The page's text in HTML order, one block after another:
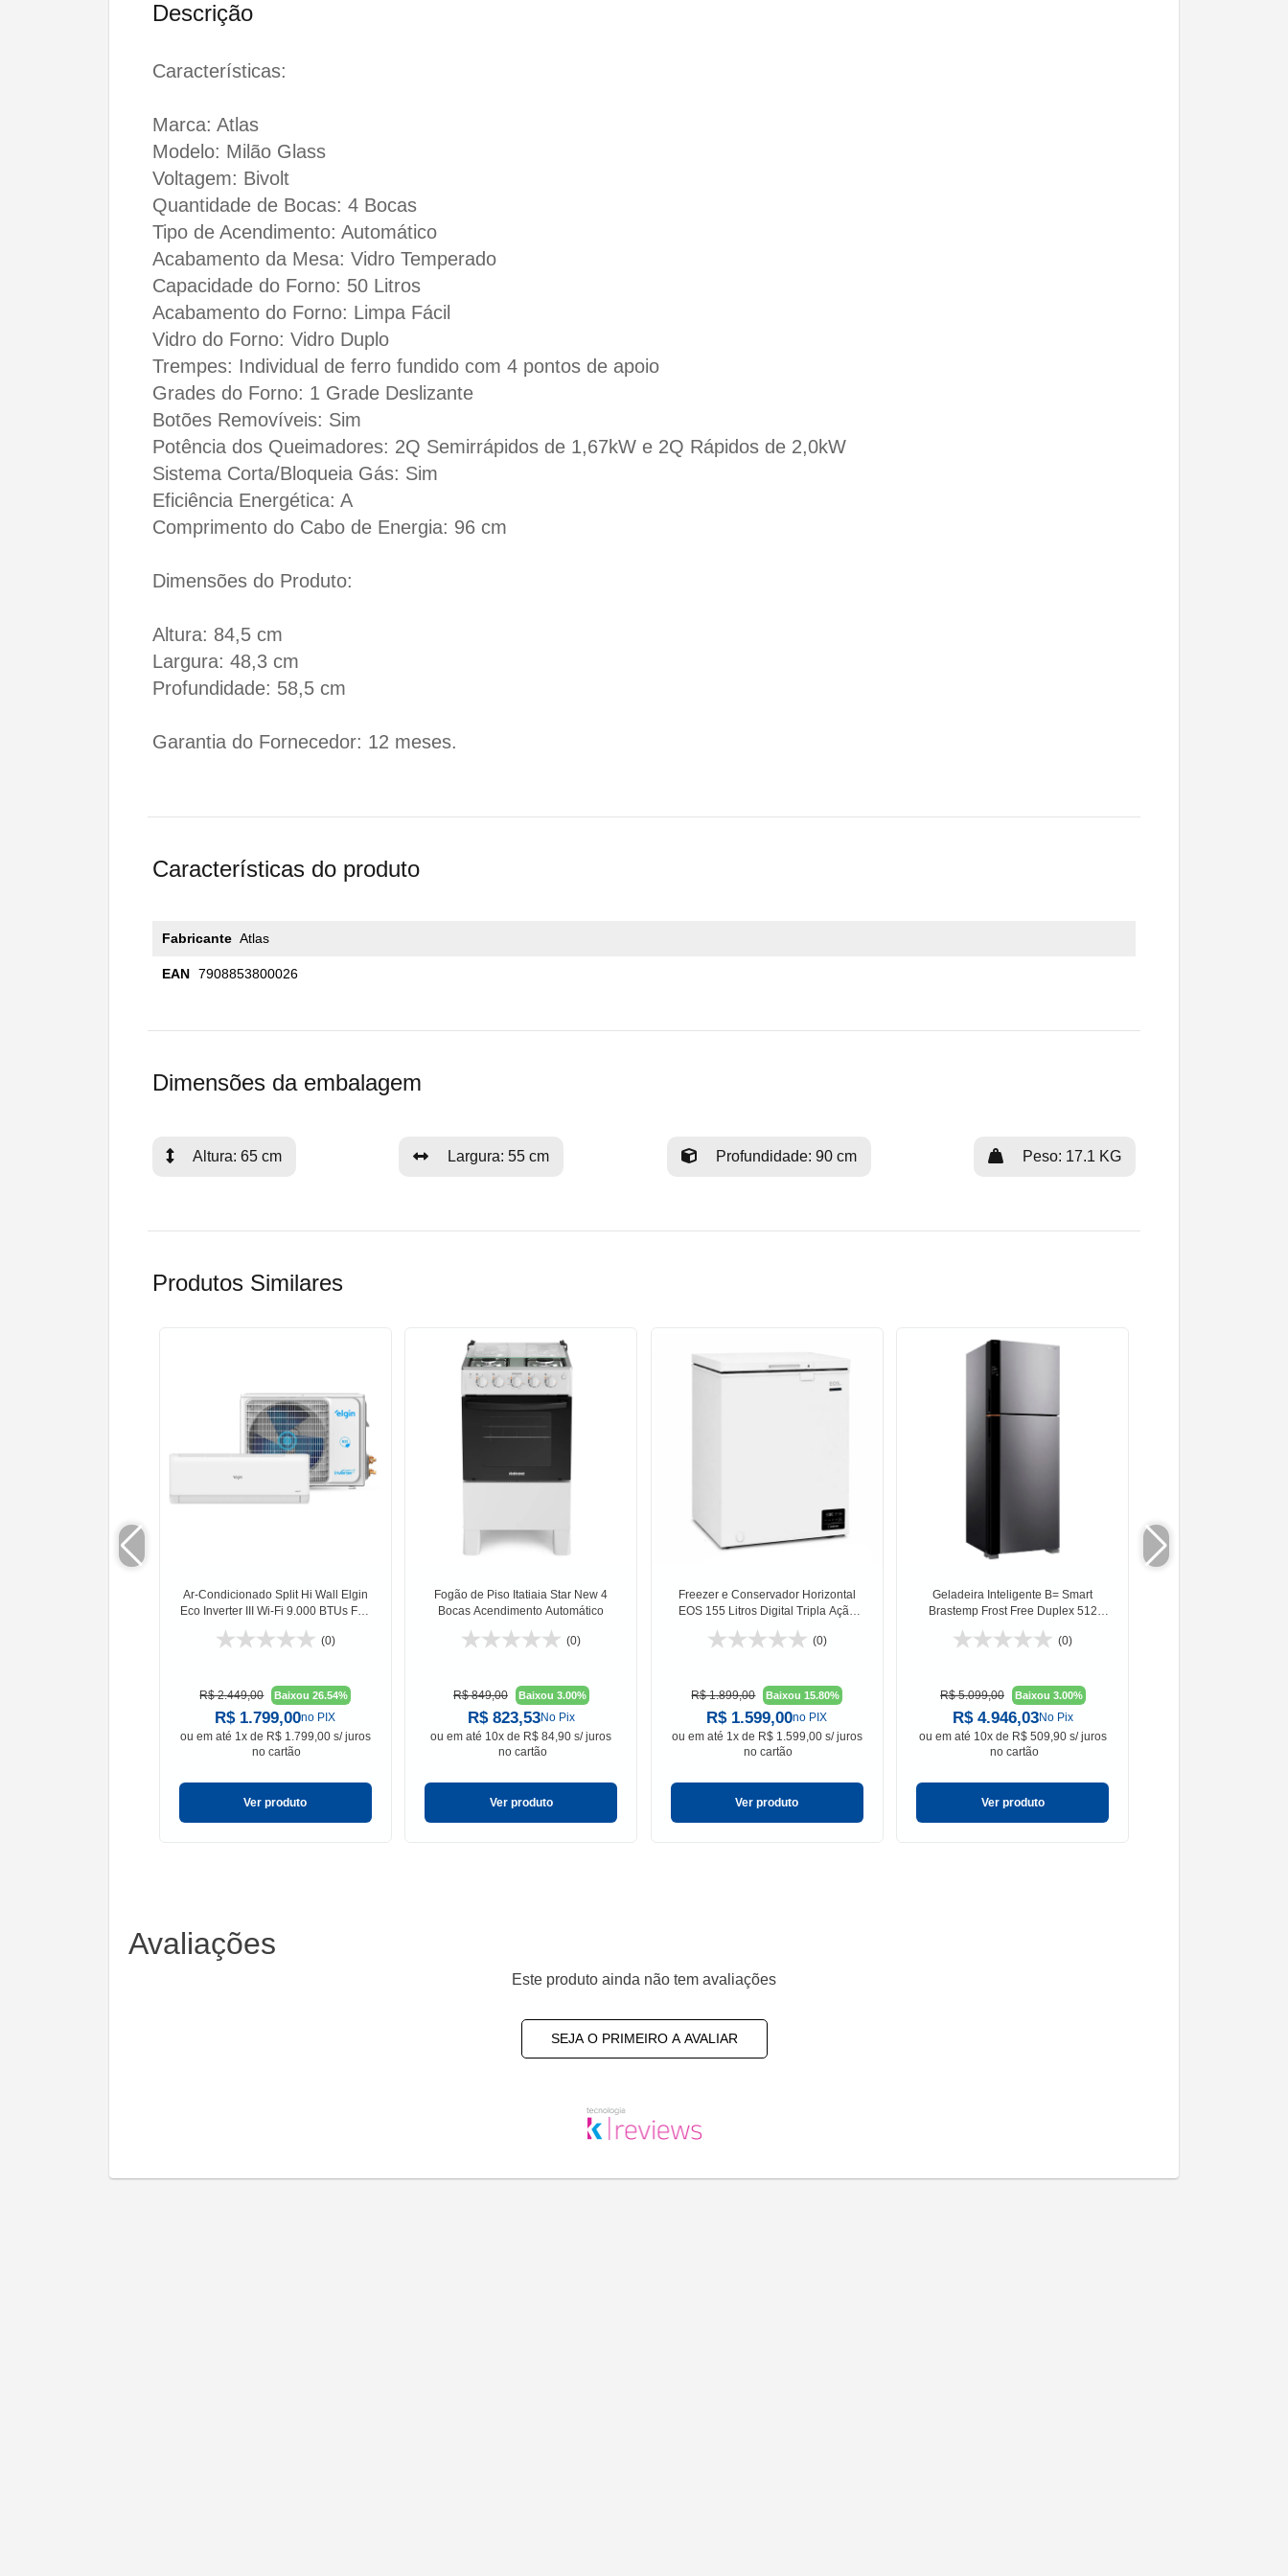
Descrição
Características:
Marca: Atlas
Modelo: Milão Glass
Voltagem: Bivolt
Quantidade de Bocas: 4 Bocas
Tipo de Acendimento: Automático
Acabamento da Mesa: Vidro Temperado
Capacidade do Forno: 50 Litros
Acabamento do Forno: Limpa Fácil
Vidro do Forno: Vidro Duplo
Trempes: Individual de ferro fundido com 4 pontos de apoio
Grades do Forno: 1 Grade Deslizante
Botões Removíveis: Sim
Potência dos Queimadores: 2Q Semirrápidos de 1,67kW e 2Q Rápidos de 2,0kW
Sistema Corta/Bloqueia Gás: Sim
Eficiência Energética: A
Comprimento do Cabo de Energia: 96 cm
Dimensões do Produto:
Altura: 84,5 cm
Largura: 48,3 cm
Profundidade: 58,5 cm
Garantia do Fornecedor: 12 meses.
Características do produto
Fabricante Atlas
EAN 7908853800026
Dimensões da embalagem
Altura: 65 cm Largura: 55 cm Profundidade: 90 cm Peso: 17.1 KG
Produtos Similares
Ar-Condicionado Split Hi Wall Elgin
Eco Inverter III Wi-Fi 9.000 BTUs Frio
220V
(0)
R$ 2.449,00 Baixou 26.54%
R$ 1.799,00no PIX
ou ematé 1x de R$ 1.799,00 s/ juros
no cartão
Ver produto
Fogão de Piso Itatiaia Star New 4
Bocas Acendimento Automático
(0)
R$ 849,00 Baixou 3.00%
R$ 823,53No Pix
ou em até 10x de R$ 84,90 s/ juros
no cartão
Ver produto
Freezer e Conservador Horizontal
EOS 155 Litros Digital Tripla Ação
Max Inverter
(0)
R$ 1.899,00 Baixou 15.80%
R$ 1.599,00no PIX
ou ematé 1x de R$ 1.599,00 s/ juros
no cartão
Ver produto
Geladeira Inteligente B= Smart
Brastemp Frost Free Duplex 512
Litros BRM62A
(0)
R$ 5.099,00 Baixou 3.00%
R$ 4.946,03No Pix
ou ematé 10x de R$ 509,90 s/ juros
no cartão
Ver produto
Avaliações
Este produto ainda não tem avaliações
SEJA O PRIMEIRO A AVALIAR